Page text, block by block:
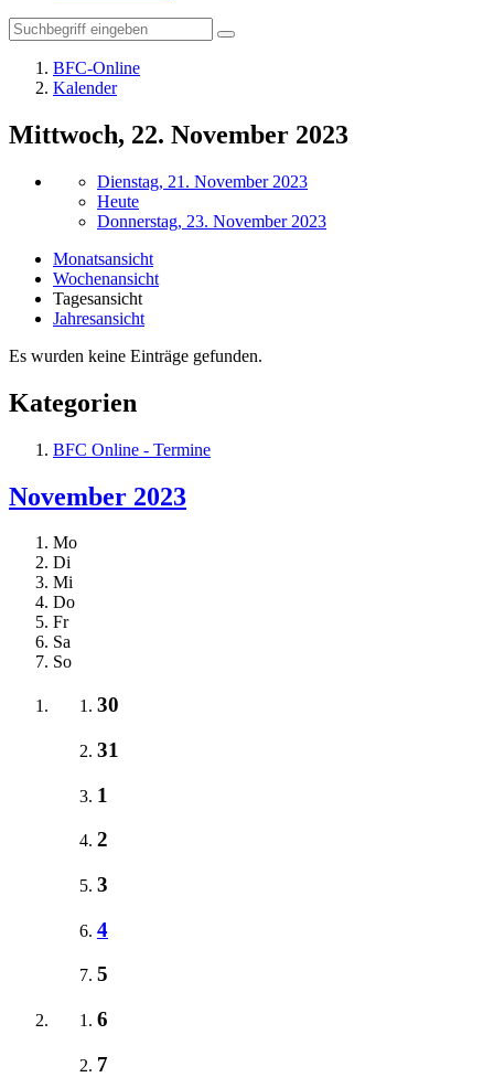
BFC-Online
Kalender
Mittwoch, 22. November 2023
Dienstag, 21. November 2023
Heute
Donnerstag, 23. November 2023
Monatsansicht
Wochenansicht
Tagesansicht
Jahresansicht
Es wurden keine Einträge gefunden.
Kategorien
BFC Online - Termine
November 2023
Mo
Di
Mi
Do
Fr
Sa
So
30
31
1
2
3
4
5
6
7